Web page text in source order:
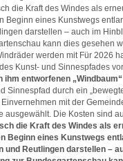
die Kraft des Windes als
Beginn eines Kunstwegs
darstellen – auch im
kann dies gesehen
werden mit Für 2026
Kunst- und Sinnespfades
ihm entworfenen
Sinnespfad durch ein
mit der
ausgewählt. Die Kosten sind
die Kraft des Windes als
Beginn eines Kunstwegs
und Reutlingen darstellen –